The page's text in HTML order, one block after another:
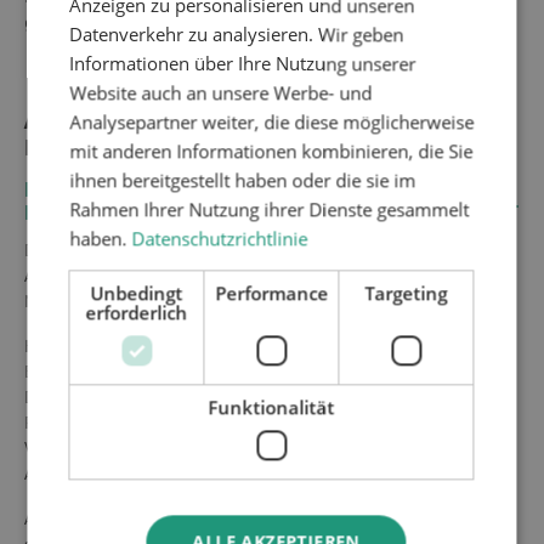
geänderten Produktionsanforderungen zu bieten.
ATN BIETET IHNEN EIN UMFANGREICHES
LEISTUNGSPORTFOLIO
LEISTUNGSANGEBOT DER ATN IM BEREICH
NUTZFAHRZEUGE, TRANSPORT UND LANDWIRTSCHAFT
Das Angebot der ATN umfasst im Bereich der
Applikationstechnik die komplette Produktpalette von der
Materialförderung bis hin zur präzisen Materialapplikation.
Herzstück der Applikationstechnik ist unser
Elektrovolumendosierer, den es für unterschiedlichste
Dosiermengen und Auftragsmengen gibt. Die ATN zählt zu den
Pionieren, die Applikationen über elektrisch geregelte
Volumendosierer umgesetzt haben und diese in der
Automobilindustrie auch zur Serie mitentwickelt haben.
Auch in der Automatisierungstechnik verfügt die ATN über ein
Anzeigen zu personalisieren und unseren
Datenverkehr zu analysieren. Wir geben
Informationen über Ihre Nutzung unserer
Website auch an unsere Werbe- und
Analysepartner weiter, die diese möglicherweise
mit anderen Informationen kombinieren, die Sie
ihnen bereitgestellt haben oder die sie im
Rahmen Ihrer Nutzung ihrer Dienste gesammelt
haben. Datenschutzrichtlinie
Unbedingt
erforderlich
Performance Targeting
Funktionalität